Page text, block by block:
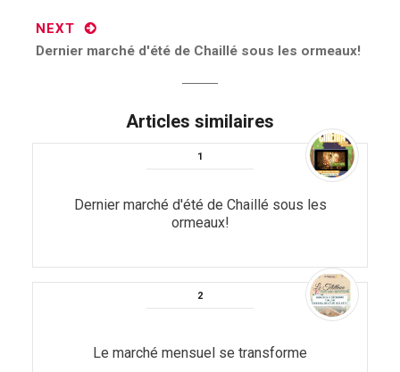
NEXT
Next
Dernier marché d'été de Chaillé sous les ormeaux!
Articles similaires
Dernier marché d'été de Chaillé sous les
ormeaux!
Le marché mensuel se transforme